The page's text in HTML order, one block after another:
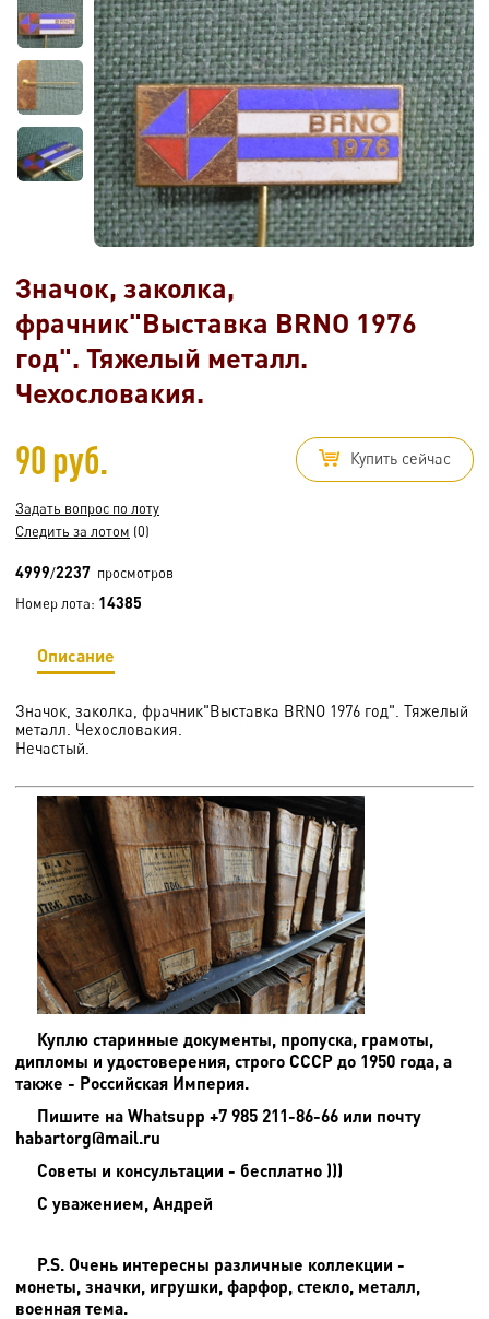
Значок, заколка,
фрачник"Выставка BRNO 1976
год". Тяжелый металл.
Чехословакия.
90 руб. Купить сейчас
Задать вопрос по лоту
Следить за лотом (0)
4999/2237 просмотров
Номер лота: 14385
Описание
Значок, заколка, фрачник"Выставка BRNO 1976 год". Тяжелый
металл. Чехословакия.
Нечастый.
Куплю старинные документы, пропуска, грамоты,
дипломы и удостоверения, строго СССР до 1950 года, а
также - Российская Империя.
Пишите на Whatsupp +7 985 211-86-66 или почту
habartorg@mail.ru
Советы и консультации - бесплатно )))
С уважением, Андрей
P.S. Очень интересны различные коллекции -
монеты, значки, игрушки, фарфор, стекло, металл,
военная тема.